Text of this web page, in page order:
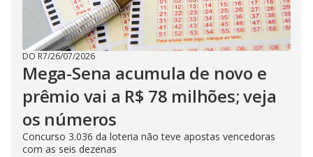
DO R7/26/07/2026
Mega-Sena acumula de novo e
prêmio vai a R$ 78 milhões; veja
os números
Concurso 3.036 da loteria não teve apostas vencedoras
com as seis dezenas